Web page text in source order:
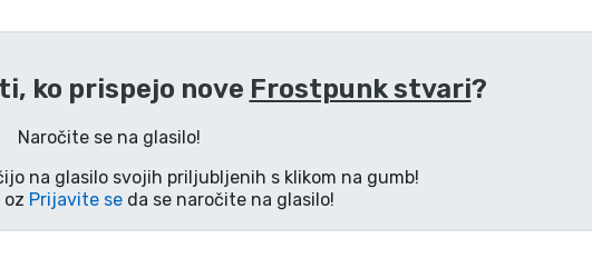
ko prispejo nove Frostpunk stvari?
Naročite se na glasilo!
na glasilo svojih priljubljenih s klikom na gumb!
oz Prijavite seda se naročite na glasilo!